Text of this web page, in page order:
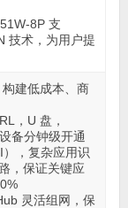
8P 支
技术，为用户提
构建低成本、商
，U 盘，
备分钟级开通
，复杂应用识
，保证关键应
灵活组网，保